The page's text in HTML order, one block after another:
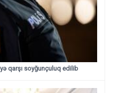
qarşı soyğunçuluq edilib